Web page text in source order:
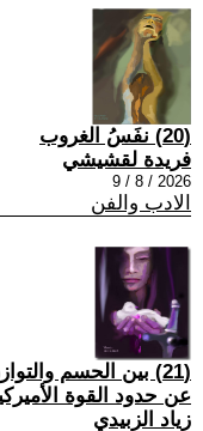
(20) نفَسُ الغروب
فريدة لقشيشي
2026 / 8 / 9
الادب والفن
عن حدود القوة
زياد الزبيدي